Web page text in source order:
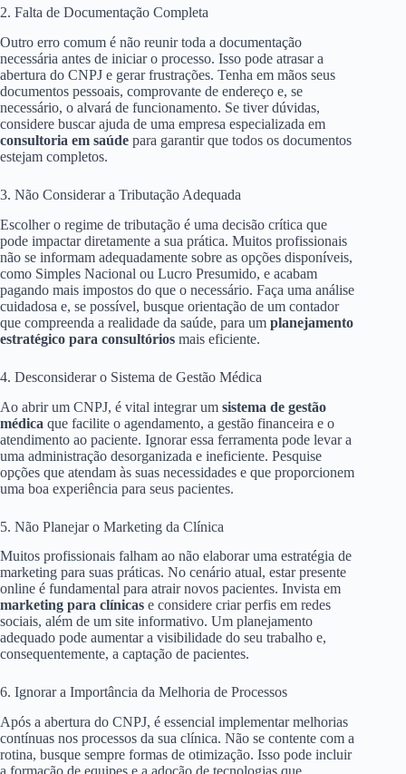
2. Falta de Documentação Completa
Outro erro comum é não reunir toda a documentação
necessária antes de iniciar o processo. Isso pode atrasar a
abertura do CNPJ e gerar frustrações. Tenha em mãos seus
documentos pessoais, comprovante de endereço e, se
necessário, o alvará de funcionamento. Se tiver dúvidas,
considere buscar ajuda de uma empresa especializada em
consultoria em saúde para garantir que todos os documentos
estejam completos.
3. Não Considerar a Tributação Adequada
Escolher o regime de tributação é uma decisão crítica que
pode impactar diretamente a sua prática. Muitos profissionais
não se informam adequadamente sobre as opções disponíveis,
como Simples Nacional ou Lucro Presumido, e acabam
pagando mais impostos do que o necessário. Faça uma análise
cuidadosa e, se possível, busque orientação de um contador
que compreenda a realidade da saúde, para um planejamento
estratégico para consultórios mais eficiente.
4. Desconsiderar o Sistema de Gestão Médica
Ao abrir um CNPJ, é vital integrar um sistema de gestão
médica que facilite o agendamento, a gestão financeira e o
atendimento ao paciente. Ignorar essa ferramenta pode levar a
uma administração desorganizada e ineficiente. Pesquise
opções que atendam às suas necessidades e que proporcionem
uma boa experiência para seus pacientes.
5. Não Planejar o Marketing da Clínica
Muitos profissionais falham ao não elaborar uma estratégia de
marketing para suas práticas. No cenário atual, estar presente
online é fundamental para atrair novos pacientes. Invista em
marketing para clínicas e considere criar perfis em redes
sociais, além de um site informativo. Um planejamento
adequado pode aumentar a visibilidade do seu trabalho e,
consequentemente, a captação de pacientes.
6. Ignorar a Importância da Melhoria de Processos
Após a abertura do CNPJ, é essencial implementar melhorias
contínuas nos processos da sua clínica. Não se contente com a
rotina, busque sempre formas de otimização. Isso pode incluir